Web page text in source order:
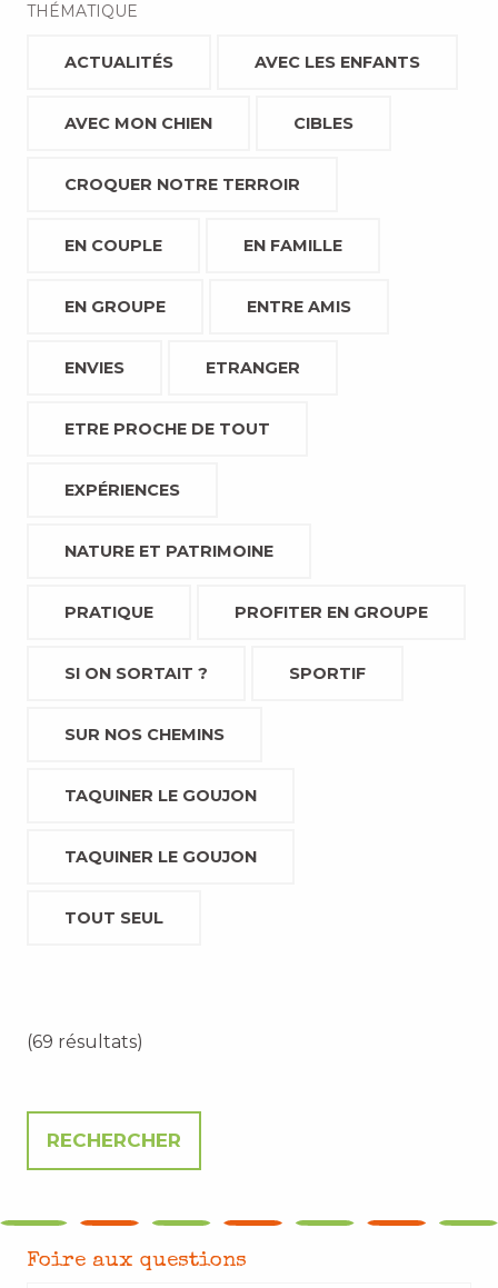
THÉMATIQUE
ACTUALITÉS AVEC LES ENFANTS
AVEC MON CHIEN CIBLES
CROQUER NOTRE TERROIR
EN COUPLE EN FAMILLE
EN GROUPE ENTRE AMIS
ENVIES ETRANGER
ETRE PROCHE DE TOUT
EXPÉRIENCES
NATURE ET PATRIMOINE
PRATIQUE PROFITER EN GROUPE
SI ON SORTAIT ? SPORTIF
SUR NOS CHEMINS
TAQUINER LE GOUJON
TAQUINER LE GOUJON
TOUT SEUL
(69 résultats)
Foire aux questions